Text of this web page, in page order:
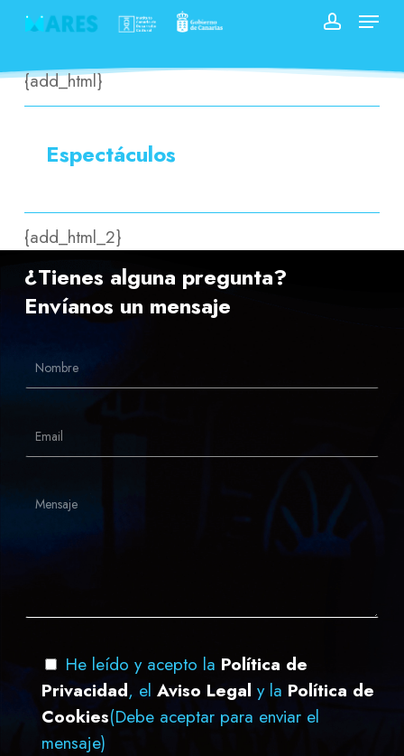
Skip
main
content
Menu
{add_html}
Espectáculos
{add_html_2}
¿Tienes alguna pregunta?
Envíanos un mensaje
He leído y acepto la Política de
Privacidad, el Aviso Legal y la Política de
Cookies(Debe aceptar para enviar el
mensaje)
Menu